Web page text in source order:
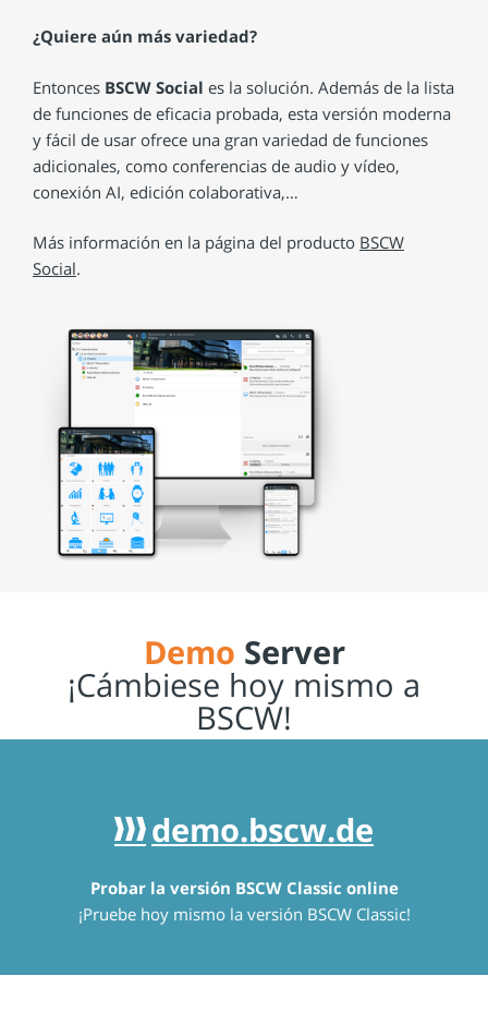
¿Quiere aún más variedad?
Entonces BSCW Social es la solución. Además de la lista
de funciones de eficacia probada, esta versión moderna
y fácil de usar ofrece una gran variedad de funciones
adicionales, como conferencias de audio y vídeo,
conexión AI, edición colaborativa,…
Más información en la página del producto BSCW
Social.
Demo Server
¡Cámbiese hoy mismo a
BSCW!
#
demo.bscw.de
Probar la versión BSCW Classic online
¡Pruebe hoy mismo la versión BSCW Classic!